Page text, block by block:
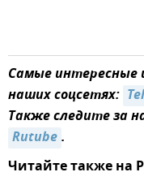
Самые
наших соцсетях:
Также следите за
Rutube.
Читайте также на